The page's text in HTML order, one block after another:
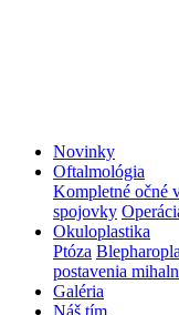
Novinky
Oftalmológia
Kompletné očné
spojovky
Okuloplastika
Ptóza
postavenia
Galéria
Náš tím